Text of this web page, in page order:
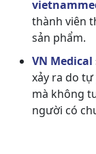
thành viên
sản phẩm.
VN Medical
xảy ra do
mà không
người có